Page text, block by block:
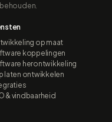
op maat
koppelingen
herontwikkeling
laten ontwikkelen
& vindbaarheid